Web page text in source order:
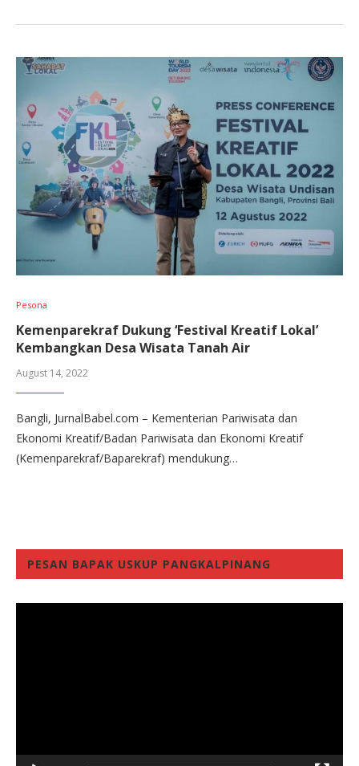
Pesona
Kemenparekraf Dukung ‘Festival Kreatif Lokal’
Kembangkan Desa Wisata Tanah Air
August 14, 2022
Bangli, JurnalBabel.com – Kementerian Pariwisata dan
Ekonomi Kreatif/Badan Pariwisata dan Ekonomi Kreatif
(Kemenparekraf/Baparekraf) mendukung…
PESAN BAPAK USKUP PANGKALPINANG